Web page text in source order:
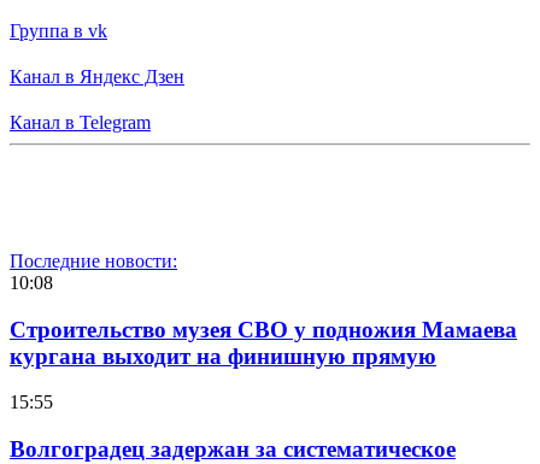
Группа в vk
Канал в Яндекс Дзен
Канал в Telegram
Последние новости:
10:08
Строительство музея СВО у подножия Мамаева
кургана выходит на финишную прямую
15:55
Волгоградец задержан за систематическое